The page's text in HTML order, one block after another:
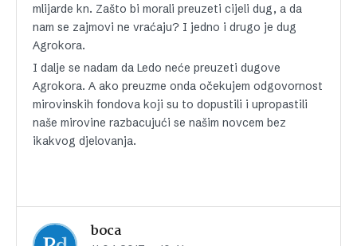
mlijarde kn. Zašto bi morali preuzeti cijeli dug, a da
nam se zajmovi ne vraćaju? I jedno i drugo je dug
Agrokora.
I dalje se nadam da Ledo neće preuzeti dugove
Agrokora. A ako preuzme onda očekujem odgovornost
mirovinskih fondova koji su to dopustili i upropastili
naše mirovine razbacujući se našim novcem bez
ikakvog djelovanja.
boca